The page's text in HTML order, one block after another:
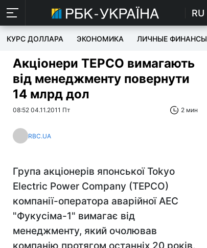
RU
КУРС ДОЛЛАРА ЭКОНОМИКА ЛИЧНЫЕ ФИНАНСЫ
Акціонери TEPCO вимагають
від менеджменту повернути
14 млрд дол
08:52 04.11.2011 Пт 2 мин
RBC.UA
Група акціонерів японської Tokyo
Electric Power Company (TEPCO)
компанії-оператора аварійної АЕС
"Фукусіма-1" вимагає від
менеджменту, який очолював